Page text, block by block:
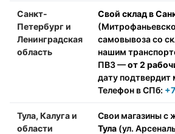
Санкт-
Петербург и
Ленинградская
область
Свой склад в
самовывоза со
нашим
ПВЗ —от 2
дату
Телефон в СПб:
Тула, Калуга и
области
Свои магазины с
Тула (ул.